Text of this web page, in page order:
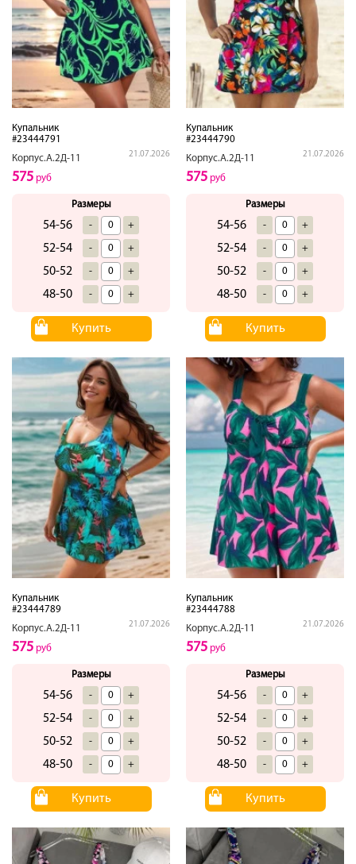
Купальник
#23444791
Корпус.А.2Д-11
21.07.2026
575 руб
Размеры
54-56 - +
52-54 - +
50-52 - +
48-50 - +
Купить
Купальник
#23444790
Корпус.А.2Д-11
21.07.2026
575 руб
Размеры
54-56 - +
52-54 - +
50-52 - +
48-50 - +
Купить
Купальник
#23444789
Корпус.А.2Д-11
21.07.2026
575 руб
Размеры
54-56 - +
52-54 - +
50-52 - +
48-50 - +
Купить
Купальник
#23444788
Корпус.А.2Д-11
21.07.2026
575 руб
Размеры
54-56 - +
52-54 - +
50-52 - +
48-50 - +
Купить